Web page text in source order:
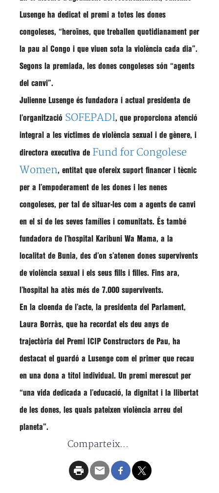
Lusenge ha dedicat el premi a totes les dones
congoleses, “heroïnes, que treballen quotidianament per
la pau al Congo i que viuen sota la violència cada dia”.
Segons la premiada, les dones congoleses són “agents
del canvi”.
Julienne Lusenge és fundadora i actual presidenta de
l’organització SOFEPADI, que proporciona atenció
integral a les víctimes de violència sexual i de gènere, i
directora executiva de Fund for Congolese
Women, entitat que ofereix suport financer i tècnic
per a l’empoderament de les dones i les nenes
congoleses, per tal de situar-les com a agents de canvi
en el si de les seves famílies i comunitats. És també
fundadora de l’ hospital Karibuni Wa Mama, a la
localitat de Bunia, des d’on s’atenen dones supervivents
de violència sexual i els seus fills i filles. Fins ara,
l’hospital ha atès més de 7.000 supervivents.
En la cloenda de l’acte, la presidenta del Parlament,
Laura Borràs, que ha recordat els deu anys de
trajectòria del Premi ICIP Constructors de Pau, ha
destacat el guardó a Lusenge com el primer que recau
en una dona a títol individual. Un premi merescut per
“una vida dedicada a l’educació, la dignitat i la llibertat
de les dones, les quals pateixen violència arreu del
planeta”.
Comparteix...